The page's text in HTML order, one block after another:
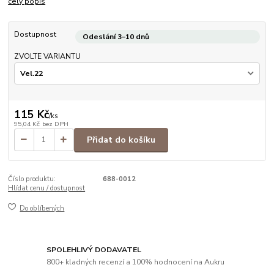
Dostupnost
Odeslání 3–10 dnů
ZVOLTE VARIANTU
115 Kč/ks
95,04 Kč bez DPH
Přidat do košíku
Číslo produktu:
688-0012
Hlídat cenu / dostupnost
Do oblíbených
SPOLEHLIVÝ DODAVATEL
800+ kladných recenzí a 100% hodnocení na Aukru